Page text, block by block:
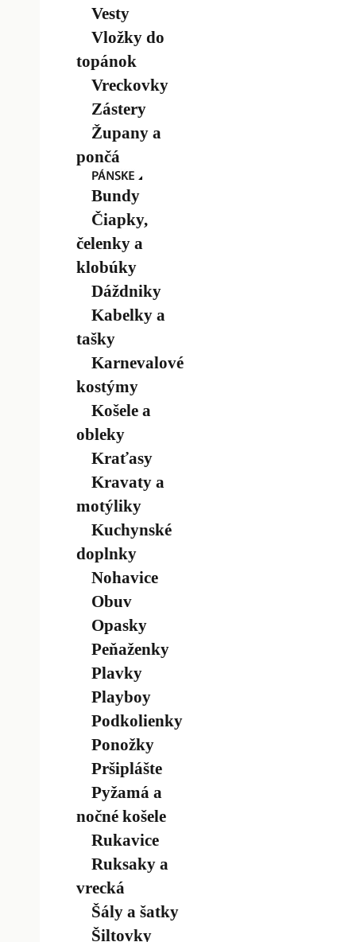
Vesty
Vložky do
topánok
Vreckovky
Zástery
Župany a
pončá
Bundy
Čiapky,
čelenky a
klobúky
Dáždniky
Kabelky a
tašky
Karnevalové
kostýmy
Košele a
obleky
Kraťasy
Kravaty a
motýliky
Kuchynské
doplnky
Nohavice
Obuv
Opasky
Peňaženky
Plavky
Playboy
Podkolienky
Ponožky
Pršiplášte
Pyžamá a
nočné košele
Rukavice
Ruksaky a
vrecká
Šály a šatky
Šiltovky